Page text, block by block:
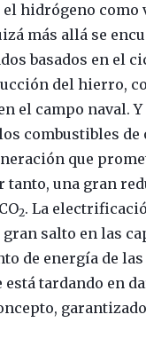
hidrógeno como
más allá se
basados en el
del hierro,
el campo naval.
combustibles de
que
tanto, una gran
2. La
salto en las
de energía de
tardando en